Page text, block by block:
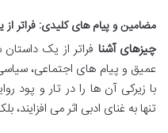
مضامین و پیام های کلیدی: فراتر
چیزهای آشنا فراتر از یک
عمیق و پیام های اجتماعی،
با زیرکی آن ها را در تار و پود
تنها به غنای ادبی اثر می افزایند،